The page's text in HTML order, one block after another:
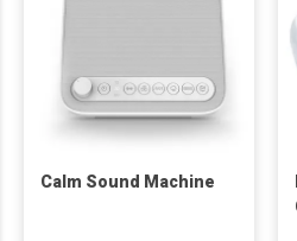
Calm Sound Machine